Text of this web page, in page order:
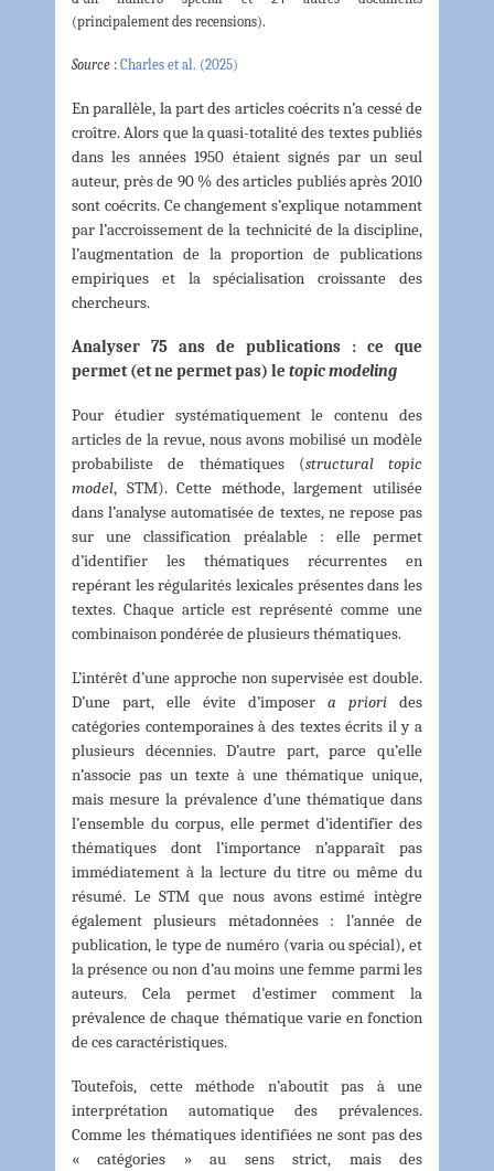
(principalement des recensions).
Source : Charles et al. (2025)
En parallèle, la part des articles coécrits n’a cessé de
croître. Alors que la quasi-totalité des textes publiés
dans les années 1950 étaient signés par un seul
auteur, près de 90 % des articles publiés après 2010
sont coécrits. Ce changement s’explique notamment
par l’accroissement de la technicité de la discipline,
l’augmentation de la proportion de publications
empiriques et la spécialisation croissante des
chercheurs.
Analyser 75 ans de publications : ce que
permet (et ne permet pas) le topic modeling
Pour étudier systématiquement le contenu des
articles de la revue, nous avons mobilisé un modèle
probabiliste de thématiques (structural topic
model, STM). Cette méthode, largement utilisée
dans l’analyse automatisée de textes, ne repose pas
sur une classification préalable : elle permet
d’identifier les thématiques récurrentes en
repérant les régularités lexicales présentes dans les
textes. Chaque article est représenté comme une
combinaison pondérée de plusieurs thématiques.
L’intérêt d’une approche non supervisée est double.
D’une part, elle évite d’imposer a priori des
catégories contemporaines à des textes écrits il y a
plusieurs décennies. D’autre part, parce qu’elle
n’associe pas un texte à une thématique unique,
mais mesure la prévalence d’une thématique dans
l’ensemble du corpus, elle permet d’identifier des
thématiques dont l’importance n’apparaît pas
immédiatement à la lecture du titre ou même du
résumé. Le STM que nous avons estimé intègre
également plusieurs métadonnées : l’année de
publication, le type de numéro (varia ou spécial), et
la présence ou non d’au moins une femme parmi les
auteurs. Cela permet d’estimer comment la
prévalence de chaque thématique varie en fonction
de ces caractéristiques.
Toutefois, cette méthode n’aboutit pas à une
interprétation automatique des prévalences.
Comme les thématiques identifiées ne sont pas des
« catégories » au sens strict, mais des